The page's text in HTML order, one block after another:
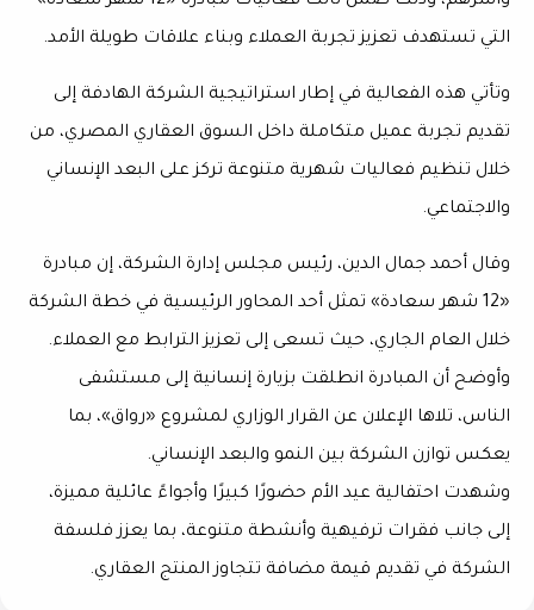
التي تستهدف تعزيز تجربة العملاء وبناء علاقات طويلة الأمد.
وتأتي هذه الفعالية في إطار استراتيجية الشركة الهادفة إلى
تقديم تجربة عميل متكاملة داخل السوق العقاري المصري، من
خلال تنظيم فعاليات شهرية متنوعة تركز على البعد الإنساني
والاجتماعي.
وقال أحمد جمال الدين، رئيس مجلس إدارة الشركة، إن مبادرة
«12 شهر سعادة» تمثل أحد المحاور الرئيسية في خطة الشركة
خلال العام الجاري، حيث تسعى إلى تعزيز الترابط مع العملاء.
وأوضح أن المبادرة انطلقت بزيارة إنسانية إلى مستشفى
الناس، تلاها الإعلان عن القرار الوزاري لمشروع «رواق»، بما
يعكس توازن الشركة بين النمو والبعد الإنساني.
وشهدت احتفالية عيد الأم حضورًا كبيرًا وأجواءً عائلية مميزة،
إلى جانب فقرات ترفيهية وأنشطة متنوعة، بما يعزز فلسفة
الشركة في تقديم قيمة مضافة تتجاوز المنتج العقاري.